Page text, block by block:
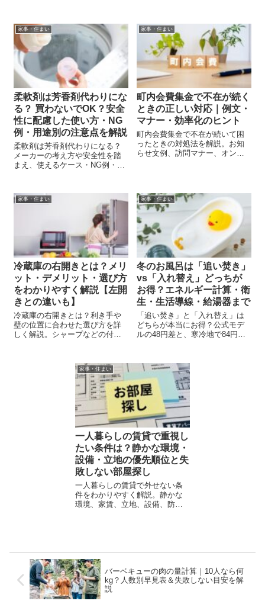
家事・住まい
柔軟剤は芳香剤代わりにな
る？ 買わないでOK？安全
性に配慮した使い方・NG
例・用途別の注意点を解説
柔軟剤は芳香剤代わりになる？
メーカーの考え方や安全性を踏
まえ、使えるケース・NG例・注
庭の注意点も紹介。
家事・住まい
町内会費集金で不在が続く
ときの正しい対応｜例文・
マナー・効率化のヒント
町内会費集金で不在が続いて困
ったときの対処法を解説。お知
らせ文例、訪問マナー、オンラ
家事・住まい
冷蔵庫の右開きとは？メリ
ット・デメリット・選び方
をわかりやすく解説【左開
きとの違いも】
冷蔵庫の右開きとは？利き手や
壁の位置に合わせた選び方を詳
しく解説。シャープなどの付け
家事・住まい
冬のお風呂は「追い焚き」
vs「入れ替え」どっちが
お得？エネルギー計算・衛
生・生活導線・給湯器まで
「追い焚き」と「入れ替え」は
どちらが本当にお得？公式モデ
ルの48円差と、寒冷地で84円差
で総合判断できる完全ガイド。
家事・住まい
一人暮らしの賃貸で重視し
たい条件は？静かな環境・
設備・立地の優先順位と失
敗しない部屋探し
一人暮らしの賃貸で外せない条
件をわかりやすく解説。静かな
環境、家賃、立地、設備、防
バーベキューの肉の量計算｜10人なら何
kg？人数別早見表＆失敗しない目安を解
説